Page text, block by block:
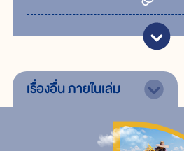
เรื่องอื่นภายในเล่ม